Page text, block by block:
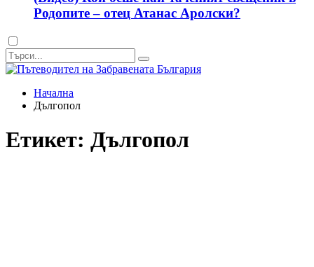
Родопите – отец Атанас Аролски?
Dark
mode
Начална
Дългопол
Етикет: Дългопол